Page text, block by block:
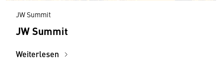
JW Summit
JW Summit
Weiterlesen